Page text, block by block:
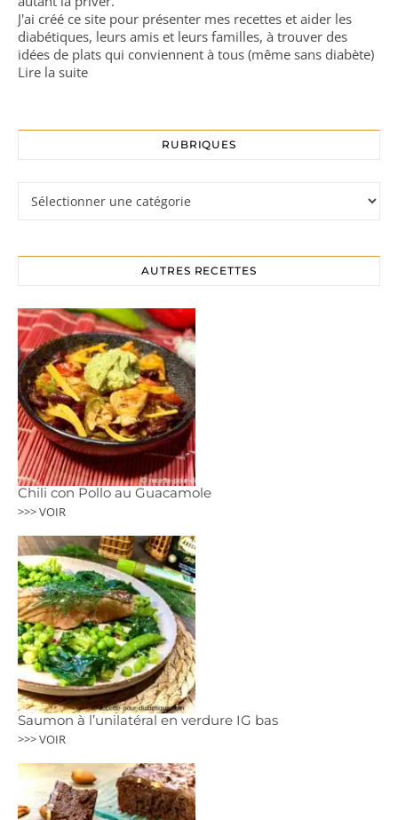
J'ai créé ce site pour présenter mes recettes et aider les
diabétiques, leurs amis et leurs familles, à trouver des
idées de plats qui conviennent à tous (même sans diabète)
Lire la suite
RUBRIQUES
AUTRES RECETTES
Chili con Pollo au Guacamole
>>> VOIR
Saumon à l’unilatéral en verdure IG bas
>>> VOIR